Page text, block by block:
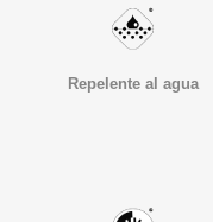
Repelente al agua